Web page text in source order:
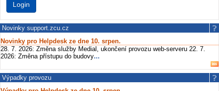
Novinky support.zcu.cz
Novinky pro Helpdesk ze dne 10. srpen.
28. 7. 2026: Změna služby Medial, ukončení provozu web-serveru 22. 7.
2026: Změna přístupu do budovy...
Výpadky provozu